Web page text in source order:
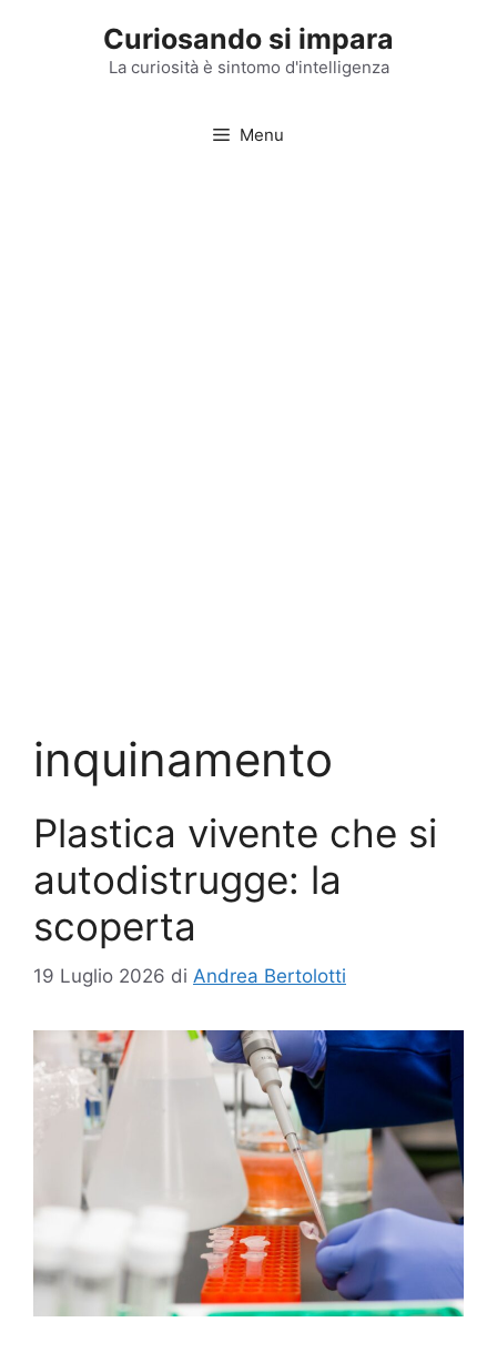
Curiosando si impara
La curiosità è sintomo d'intelligenza
Menu
inquinamento
Plastica vivente che si
autodistrugge: la
scoperta
19 Luglio 2026 di Andrea Bertolotti